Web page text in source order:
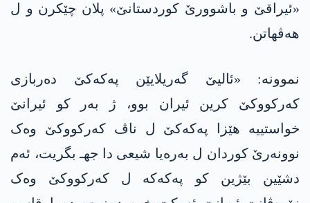
«ئیراقێ و باشوورێ کوردستانێ» پلان چێکرن و ل
ھەڤھاتن.
نموونە: «ئالیێ گەریلایێن پەکەکێ دەربازی
کەرکووکێ کرین ئیران بوو، ژ بەر کو ئیرانێ
خواستییە ھێزا پەکەکێ ل ناڤ کەرکووکێ وەک
نوونەرێ کوردان ل به‌ره‌یا شیعی دا جهـ بگریت، ئەم
دشێین بێژین کو پەکەکە ل کەرکووکێ وەک